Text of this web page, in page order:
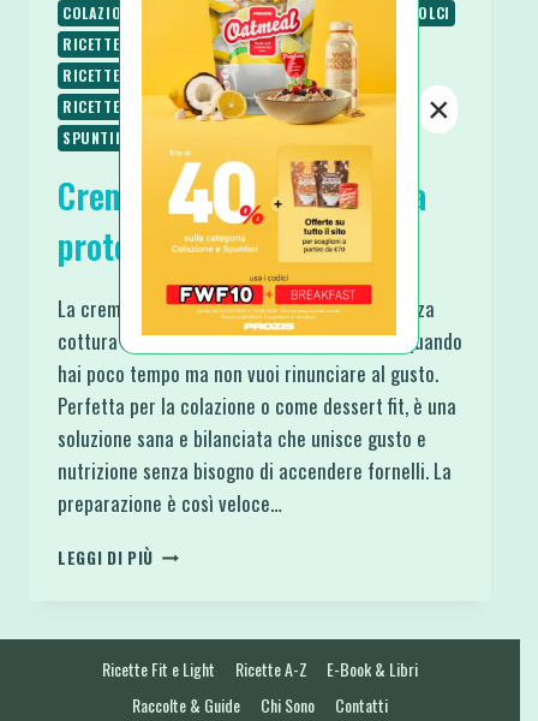
COLAZIONE PIATTI VELOCI RICETTE
RICETTE DOLCI
RICETTE PROTEICHE
RICETTE SENZA BURRO
RICETTE SENZA COTTURA
RICETTE SENZA UOVA
RICETTE SENZA ZUCCHERO
RICETTE VEGETARIANE
SPUNTINI E SNACKS
Crema al limone istantanea
proteica e senza cottura
La crema al limone istantanea proteica e senza
cottura è una ricetta fresca e perfetta per quando
hai poco tempo ma non vuoi rinunciare al gusto.
Perfetta per la colazione o come dessert fit, è una
soluzione sana e bilanciata che unisce gusto e
nutrizione senza bisogno di accendere fornelli. La
preparazione è così veloce…
LEGGI DI PIÙ CREMA
E
SENZA
Ricette Fit e Light Ricette A-Z
E-Book & Libri
Raccolte & Guide
Chi Sono Contatti
×